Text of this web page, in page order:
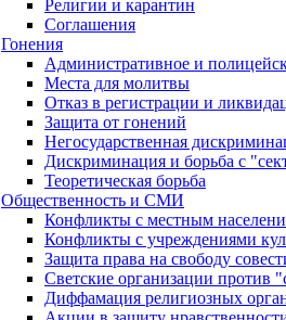
Религии и карантин
Соглашения
Гонения
Административное и
Места для молитвы
Отказ в регистрации и
Защита от гонений
Негосударственная
Дискриминация и борьба с
Теоретическая борьба
Общественность и СМИ
Конфликты с местным
Конфликты с учреждениями
Защита права на свободу
Светские организации против
Диффамация религиозных